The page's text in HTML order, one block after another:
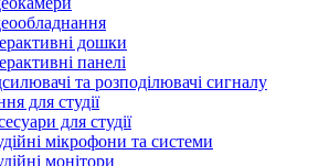
дошки
панелі
та розподілювачі сигналу
для студії
для студії
мікрофони та системи
монітори